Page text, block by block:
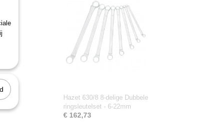
Hazet 630/8 8-delige Dubbele
ringsleutelset - 6-22mm
€ 162,73